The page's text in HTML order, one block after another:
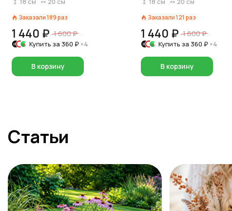
Заказали189раз
1 440 ₽ 1 600 ₽
Купить за 360 ₽ ×4
В корзину
Заказали121 раз
1 440 ₽ 1 600 ₽
Купить за360 ₽ ×4
В корзину
Статьи